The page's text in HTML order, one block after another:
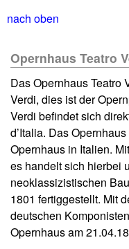
nach oben
Opernhaus Teatro
Das Opernhaus Teatro
Verdi, dies ist der
Verdi befindet sich
d’Italia. Das
Opernhaus in Italien.
es handelt sich hierbei
neoklassizistischen
1801 fertiggestellt. Mit
deutschen
Opernhaus am